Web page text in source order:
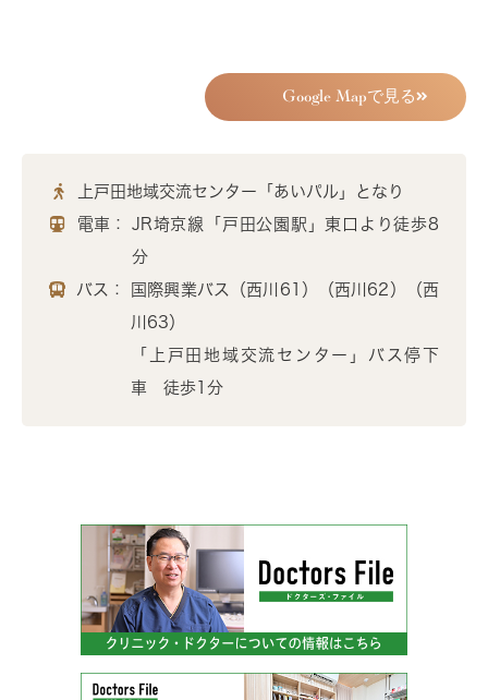
Google Mapで見る
上戸田地域交流センター「あいパル」となり
電車：
JR埼京線「戸田公園駅」東口より徒歩8
分
バス：
国際興業バス（西川61）（西川62）（西
川63）
「上戸田地域交流センター」バス停下
車 徒歩1分